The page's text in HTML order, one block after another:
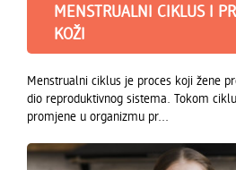
MENSTRUALNI CIKLUS I
KOŽI
Menstrualni ciklus je proces koji žene
dio reproduktivnog sistema. Tokom
promjene u organizmu pr...